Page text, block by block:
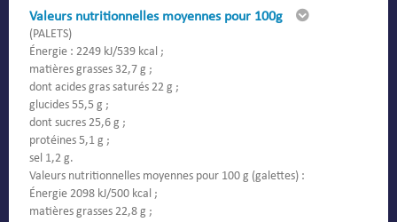
Valeurs nutritionnelles moyennes pour 100g
(PALETS)
Énergie : 2249 kJ/539 kcal ;
matières grasses 32,7 g ;
dont acides gras saturés 22 g ;
glucides 55,5 g ;
dont sucres 25,6 g ;
protéines 5,1 g ;
sel 1,2 g.
Valeurs nutritionnelles moyennes pour 100 g (galettes) :
Énergie 2098 kJ/500 kcal ;
matières grasses 22,8 g ;